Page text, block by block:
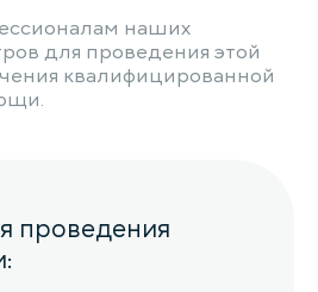
наших
для проведения этой
квалифицированной
проведения